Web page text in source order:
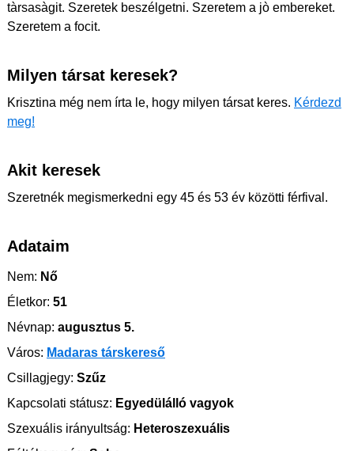
tàrsasàgit. Szeretek beszélgetni. Szeretem a jò embereket.
Szeretem a focit.
Milyen társat keresek?
Krisztina még nem írta le, hogy milyen társat keres. Kérdezd
meg!
Akit keresek
Szeretnék megismerkedni egy 45 és 53 év közötti férfival.
Adataim
Nem: Nő
Életkor: 51
Névnap: augusztus 5.
Város: Madaras társkereső
Csillagjegy: Szűz
Kapcsolati státusz: Egyedülálló vagyok
Szexuális irányultság: Heteroszexuális